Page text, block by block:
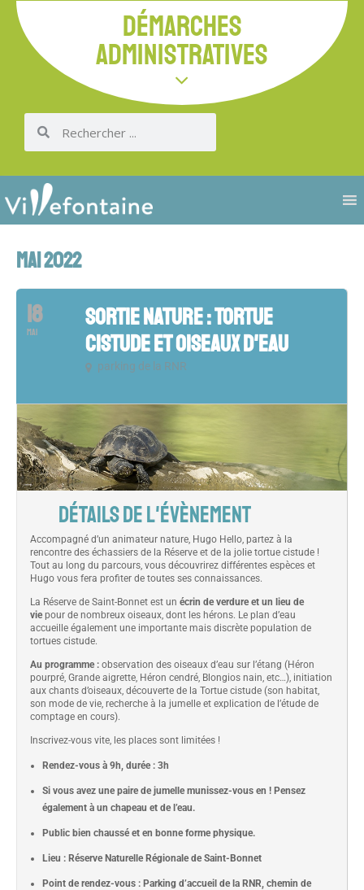
DÉMARCHES
ADMINISTRATIVES
MAI 2022
18
MAI
SORTIE NATURE : TORTUE
CISTUDE ET OISEAUX D'EAU
parking de la RNR
DÉTAILS DE L'ÉVÈNEMENT
Accompagné d’un animateur nature, Hugo Hello, partez à la
rencontre des échassiers de la Réserve et de la jolie tortue cistude !
Tout au long du parcours, vous découvrirez différentes espèces et
Hugo vous fera profiter de toutes ses connaissances.
La Réserve de Saint-Bonnet est un écrin de verdure et un lieu de
viepour de nombreux oiseaux, dont les hérons. Le plan d’eau
accueille également une importante mais discrète population de
tortues cistude.
Au programme : observation des oiseaux d’eau sur l’étang (Héron
pourpré, Grande aigrette, Héron cendré, Blongios nain, etc…), initiation
aux chants d’oiseaux, découverte de la Tortue cistude (son habitat,
son mode de vie, recherche à la jumelle et explication de l’étude de
comptage en cours).
Inscrivez-vous vite, les places sont limitées !
Rendez-vous à 9h, durée : 3h
Si vous avez une paire de jumelle munissez-vous en ! Pensez
également à un chapeau et de l’eau.
Public bien chaussé et en bonne forme physique.
Lieu : Réserve Naturelle Régionale de Saint-Bonnet
Point de rendez-vous : Parking d’accueil de la RNR, chemin de